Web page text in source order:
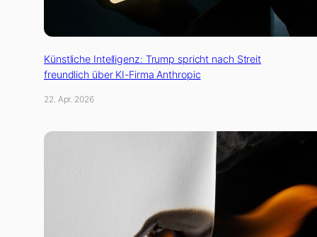
Künstliche Intelligenz: Trump spricht nach Streit
freundlich über KI-Firma Anthropic
22. Apr. 2026